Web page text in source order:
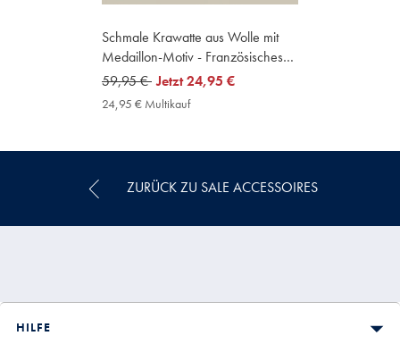
Schmale Krawatte aus Wolle mit
Medaillon-Motiv - Französisches
Blau
was
59,95
59,95 € now
24,95
Jetzt24,95 €
24,95 € Multikauf24,95
Price
ZURÜCK ZU SALE ACCESSOIRES
HILFE